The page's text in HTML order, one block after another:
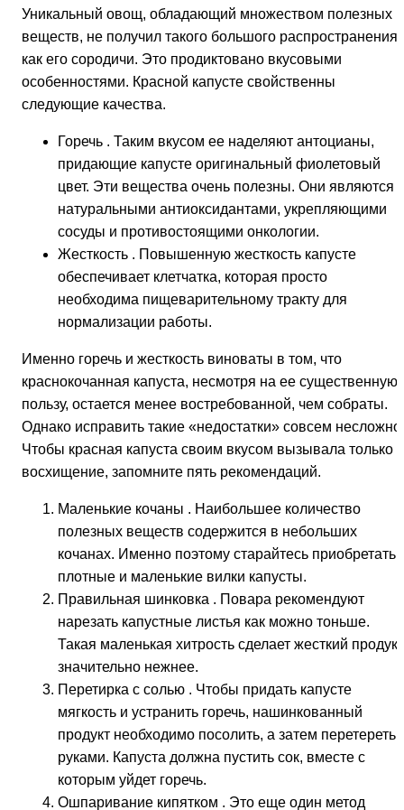
Уникальный овощ, обладающий множеством полезных
веществ, не получил такого большого распространения,
как его сородичи. Это продиктовано вкусовыми
особенностями. Красной капусте свойственны
следующие качества.
Горечь . Таким вкусом ее наделяют антоцианы,
придающие капусте оригинальный фиолетовый
цвет. Эти вещества очень полезны. Они являются
натуральными антиоксидантами, укрепляющими
сосуды и противостоящими онкологии.
Жесткость . Повышенную жесткость капусте
обеспечивает клетчатка, которая просто
необходима пищеварительному тракту для
нормализации работы.
Именно горечь и жесткость виноваты в том, что
краснокочанная капуста, несмотря на ее существенную
пользу, остается менее востребованной, чем собраты.
Однако исправить такие «недостатки» совсем несложно.
Чтобы красная капуста своим вкусом вызывала только
восхищение, запомните пять рекомендаций.
Маленькие кочаны . Наибольшее количество
полезных веществ содержится в небольших
кочанах. Именно поэтому старайтесь приобретать
плотные и маленькие вилки капусты.
Правильная шинковка . Повара рекомендуют
нарезать капустные листья как можно тоньше.
Такая маленькая хитрость сделает жесткий продукт
значительно нежнее.
Перетирка с солью . Чтобы придать капусте
мягкость и устранить горечь, нашинкованный
продукт необходимо посолить, а затем перетереть
руками. Капуста должна пустить сок, вместе с
которым уйдет горечь.
Ошпаривание кипятком . Это еще один метод